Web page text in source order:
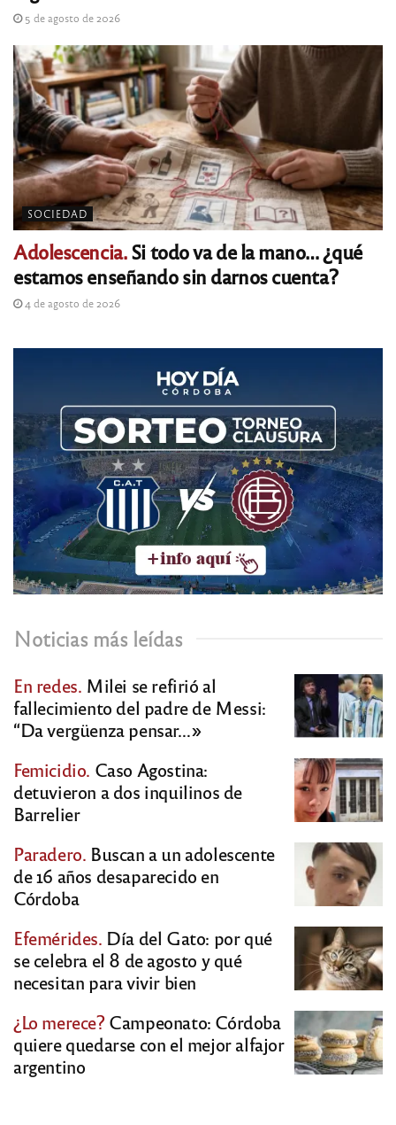
5 de agosto de 2026
SOCIEDAD
Adolescencia.Si todo va de la mano… ¿qué
estamos enseñando sin darnos cuenta?
4 de agosto de 2026
Noticias más leídas
En redes. Milei se refirió al
fallecimiento del padre de Messi:
“Da vergüenza pensar…»
Femicidio. Caso Agostina:
detuvieron a dos inquilinos de
Barrelier
Paradero. Buscan a un adolescente
de 16 años desaparecido en
Córdoba
Efemérides. Día del Gato: por qué
se celebra el 8 de agosto y qué
necesitan para vivir bien
¿Lo merece?Campeonato: Córdoba
quiere quedarse con el mejor alfajor
argentino